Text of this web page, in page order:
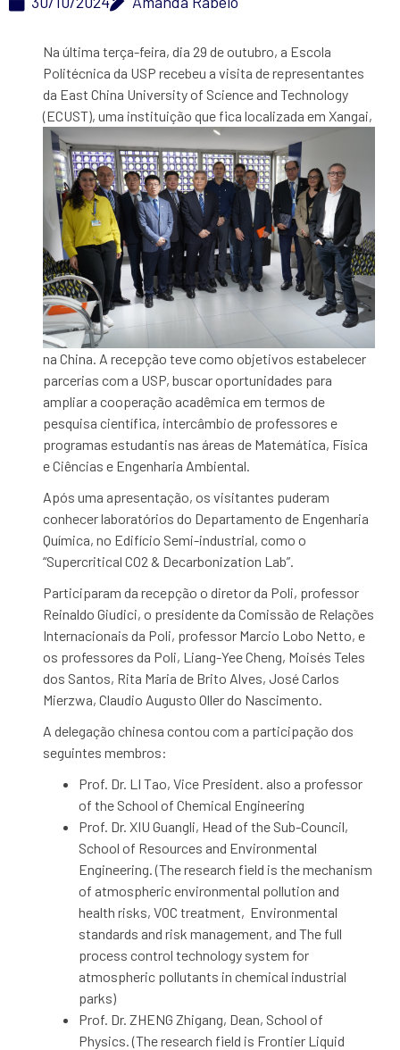
Na última terça-feira, dia 29 de outubro, a Escola
Politécnica da USP recebeu a visita de representantes
da East China University of Science and Technology
(ECUST), uma instituição que fica localizada em Xangai,
na China. A recepção teve como objetivos estabelecer
parcerias com a USP, buscar oportunidades para
ampliar a cooperação acadêmica em termos de
pesquisa científica, intercâmbio de professores e
programas estudantis nas áreas de Matemática, Física
e Ciências e Engenharia Ambiental.
Após uma apresentação, os visitantes puderam
conhecer laboratórios do Departamento de Engenharia
Química, no Edifício Semi-industrial, como o
“Supercritical CO2 & Decarbonization Lab”.
Participaram da recepção o diretor da Poli, professor
Reinaldo Giudici, o presidente da Comissão de Relações
Internacionais da Poli, professor Marcio Lobo Netto, e
os professores da Poli, Liang-Yee Cheng, Moisés Teles
dos Santos, Rita Maria de Brito Alves, José Carlos
Mierzwa, Claudio Augusto Oller do Nascimento.
A delegação chinesa contou com a participação dos
seguintes membros:
Prof. Dr. LI Tao, Vice President. also a professor
of the School of Chemical Engineering
Prof. Dr. XIU Guangli, Head of the Sub-Council,
School of Resources and Environmental
Engineering. (The research field is the mechanism
of atmospheric environmental pollution and
health risks, VOC treatment, Environmental
standards and risk management, and The full
process control technology system for
atmospheric pollutants in chemical industrial
parks)
Prof. Dr. ZHENG Zhigang, Dean, School of
Physics. (The research field is Frontier Liquid